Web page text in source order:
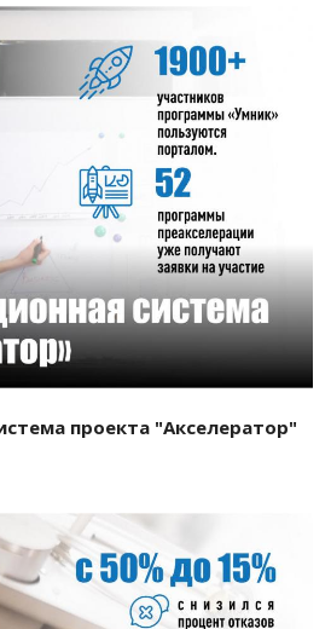
проект
проекта "Акселератор"